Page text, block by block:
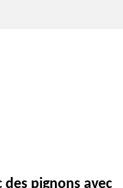
des pignons avec